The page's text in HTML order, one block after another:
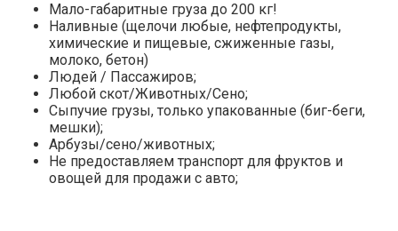
Мало-габаритные груза до 200 кг!
Наливные (щелочи любые, нефтепродукты,
химические и пищевые, сжиженные газы,
молоко, бетон)
Людей / Пассажиров;
Любой скот/Животных/Сено;
Сыпучие грузы, только упакованные (биг-беги,
мешки);
Арбузы/сено/животных;
Не предоставляем транспорт для фруктов и
овощей для продажи с авто;